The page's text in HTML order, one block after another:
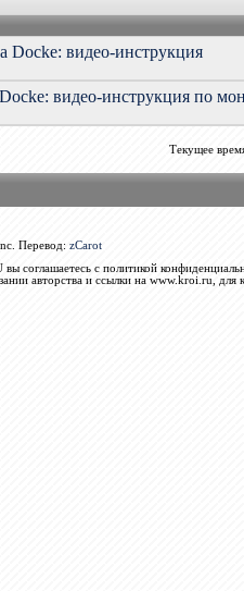
Docke: видео-инструкция
видео-инструкция по
Текущее
Перевод: zCarot
соглашаетесь с политикой
авторства и ссылки на www.kroi.ru, для